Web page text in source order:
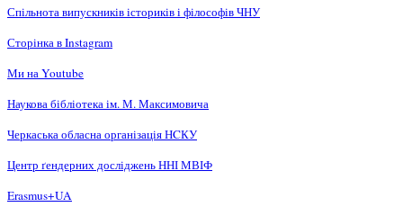
Спільнота випускників істориків і філософів ЧНУ
Сторінка в Instagram
Ми на Youtube
Наукова бібліотека ім. М. Максимовича
Черкаська обласна організація НCКУ
Центр ґендерних досліджень ННІ МВІФ
Erasmus+UA